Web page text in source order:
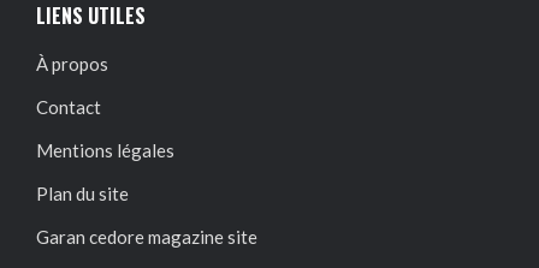
LIENS UTILES
À propos
Contact
Mentions légales
Plan du site
Garan cedore magazine site